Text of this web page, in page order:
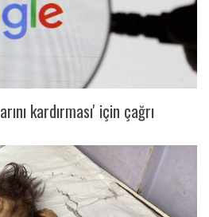
kardırması' için çağrı